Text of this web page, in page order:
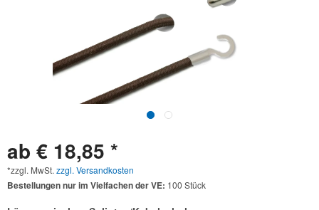
ab € 18,85 *
*zzgl. MwSt. zzgl. Versandkosten
Bestellungen nur im Vielfachen der VE: 100 Stück